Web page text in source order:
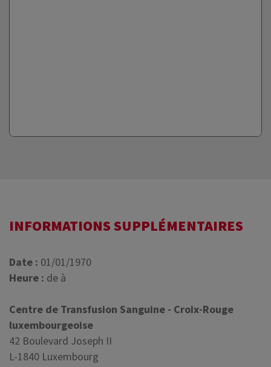
INFORMATIONS SUPPLÉMENTAIRES
Date : 01/01/1970
Heure : de à
Centre de Transfusion Sanguine - Croix-Rouge
luxembourgeoise
42 Boulevard Joseph II
L-1840 Luxembourg